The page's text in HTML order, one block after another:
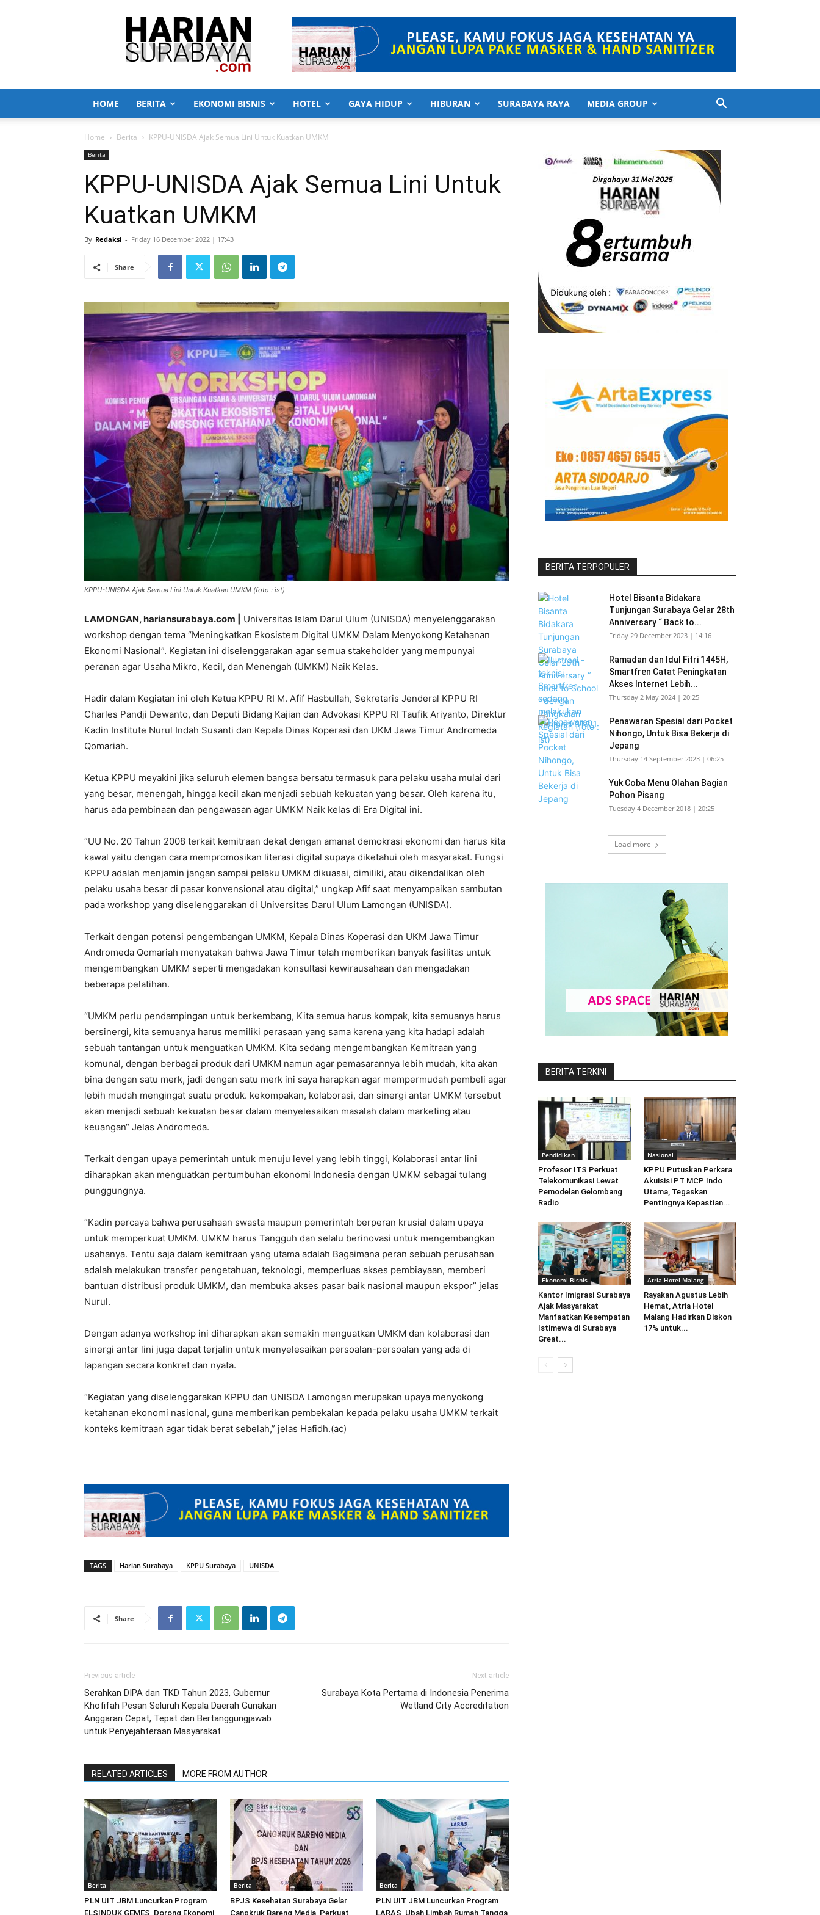
Harian
Surabaya
HOME BERITA EKONOMI BISNIS HOTEL GAYA HIDUP HIBURAN SURABAYA RAYA MEDIA GROUP
Home Berita KPPU-UNISDA Ajak Semua Lini Untuk Kuatkan UMKM
Berita
KPPU-UNISDA Ajak Semua Lini Untuk
Kuatkan UMKM
By Redaksi - Friday 16 December 2022 | 17:43
Share
KPPU-UNISDA Ajak Semua Lini Untuk Kuatkan UMKM (foto : ist)
LAMONGAN, hariansurabaya.com |
Universitas Islam Darul Ulum (UNISDA) menyelenggarakan
workshop dengan tema “Meningkatkan Ekosistem Digital UMKM Dalam Menyokong Ketahanan
Ekonomi Nasional”. Kegiatan ini diselenggarakan agar semua stakeholder yang mempunyai
peranan agar Usaha Mikro, Kecil, dan Menengah (UMKM) Naik Kelas.
Hadir dalam Kegiatan ini oleh Ketua KPPU RI M. Afif Hasbullah, Sekretaris Jenderal KPPU RI
Charles Pandji Dewanto, dan Deputi Bidang Kajian dan Advokasi KPPU RI Taufik Ariyanto, Direktur
Kadin Institute Nurul Indah Susanti dan Kepala Dinas Koperasi dan UKM Jawa Timur Andromeda
Qomariah.
Ketua KPPU meyakini jika seluruh elemen bangsa bersatu termasuk para pelaku usaha mulai dari
yang besar, menengah, hingga kecil akan menjadi sebuah kekuatan yang besar. Oleh karena itu,
harus ada pembinaan dan pengawasan agar UMKM Naik kelas di Era Digital ini.
“UU No. 20 Tahun 2008 terkait kemitraan dekat dengan amanat demokrasi ekonomi dan harus kita
kawal yaitu dengan cara mempromosikan literasi digital supaya diketahui oleh masyarakat. Fungsi
KPPU adalah menjamin jangan sampai pelaku UMKM dikuasai, dimiliki, atau dikendalikan oleh
pelaku usaha besar di pasar konvensional atau digital,” ungkap Afif saat menyampaikan sambutan
pada workshop yang diselenggarakan di Universitas Darul Ulum Lamongan (UNISDA).
Terkait dengan potensi pengembangan UMKM, Kepala Dinas Koperasi dan UKM Jawa Timur
Andromeda Qomariah menyatakan bahwa Jawa Timur telah memberikan banyak fasilitas untuk
mengembangkan UMKM seperti mengadakan konsultasi kewirausahaan dan mengadakan
beberapa pelatihan.
“UMKM perlu pendampingan untuk berkembang, Kita semua harus kompak, kita semuanya harus
bersinergi, kita semuanya harus memiliki perasaan yang sama karena yang kita hadapi adalah
sebuah tantangan untuk menguatkan UMKM. Kita sedang mengembangkan Kemitraan yang
komunal, dengan berbagai produk dari UMKM namun agar pemasarannya lebih mudah, kita akan
bina dengan satu merk, jadi dengan satu merk ini saya harapkan agar mempermudah pembeli agar
lebih mudah mengingat suatu produk. kekompakan, kolaborasi, dan sinergi antar UMKM tersebut
akan menjadi sebuah kekuatan besar dalam menyelesaikan masalah dalam marketing atau
keuangan“ Jelas Andromeda.
Terkait dengan upaya pemerintah untuk menuju level yang lebih tinggi, Kolaborasi antar lini
diharapkan akan menguatkan pertumbuhan ekonomi Indonesia dengan UMKM sebagai tulang
punggungnya.
“Kadin percaya bahwa perusahaan swasta maupun pemerintah berperan krusial dalam upaya
untuk memperkuat UMKM. UMKM harus Tangguh dan selalu berinovasi untuk mengembangkan
usahanya. Tentu saja dalam kemitraan yang utama adalah Bagaimana peran sebuah perusahaan
adalah melakukan transfer pengetahuan, teknologi, memperluas akses pembiayaan, memberi
bantuan distribusi produk UMKM, dan membuka akses pasar baik nasional maupun ekspor” jelas
Nurul.
Dengan adanya workshop ini diharapkan akan semakin menguatkan UMKM dan kolaborasi dan
sinergi antar lini juga dapat terjalin untuk menyelesaikan persoalan-persoalan yang ada di
lapangan secara konkret dan nyata.
“Kegiatan yang diselenggarakan KPPU dan UNISDA Lamongan merupakan upaya menyokong
ketahanan ekonomi nasional, guna memberikan pembekalan kepada pelaku usaha UMKM terkait
konteks kemitraan agar tidak berat sebelah,” jelas Hafidh.(ac)
TAGS Harian Surabaya KPPU Surabaya UNISDA
Share
Previous article
Serahkan DIPA dan TKD Tahun 2023, Gubernur
Khofifah Pesan Seluruh Kepala Daerah Gunakan
Anggaran Cepat, Tepat dan Bertanggungjawab
untuk Penyejahteraan Masyarakat
Next article
Surabaya Kota Pertama di Indonesia Penerima
Wetland City Accreditation
RELATED ARTICLES MORE FROM AUTHOR
Berita
PLN UIT JBM Luncurkan Program
ELSINDUK GEMES, Dorong Ekonomi
Berita
BPJS Kesehatan Surabaya Gelar
Cangkruk Bareng Media, Perkuat
Berita
PLN UIT JBM Luncurkan Program
LARAS, Ubah Limbah Rumah Tangga
BERITA TERPOPULER
Hotel Bisanta Bidakara
Tunjungan Surabaya Gelar 28th
Anniversary “ Back to...
Friday 29 December 2023 | 14:16
Ramadan dan Idul Fitri 1445H,
Smartfren Catat Peningkatan
Akses Internet Lebih...
Thursday 2 May 2024 | 20:25
Penawaran Spesial dari Pocket
Nihongo, Untuk Bisa Bekerja di
Jepang
Thursday 14 September 2023 | 06:25
Yuk Coba Menu Olahan Bagian
Pohon Pisang
Tuesday 4 December 2018 | 20:25
Load more
BERITA TERKINI
Pendidikan
Profesor ITS Perkuat
Telekomunikasi Lewat
Pemodelan Gelombang
Radio
Nasional
KPPU Putuskan Perkara
Akuisisi PT MCP Indo
Utama, Tegaskan
Pentingnya Kepastian...
Ekonomi Bisnis
Kantor Imigrasi Surabaya
Ajak Masyarakat
Manfaatkan Kesempatan
Istimewa di Surabaya
Great...
Atria Hotel Malang
Rayakan Agustus Lebih
Hemat, Atria Hotel
Malang Hadirkan Diskon
17% untuk...